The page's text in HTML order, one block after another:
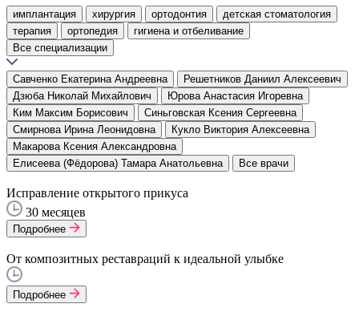
имплантация хирургия ортодонтия
детская стоматология
терапия
ортопедия
гигиена и отбеливание
Все специализации
Савченко Екатерина Андреевна
Решетников Даниил Алексеевич
Дзюба Николай Михайлович
Юрова Анастасия Игоревна
Ким Максим Борисович
Синьговская Ксения Сергеевна
Смирнова Ирина Леонидовна
Кукло Виктория Алексеевна
Макарова Ксения Александровна
Елисеева (Фёдорова) Тамара Анатольевна
Все врачи
Исправление открытого прикуса
30 месяцев
Подробнее
От композитных реставраций к идеальной улыбке
Подробнее